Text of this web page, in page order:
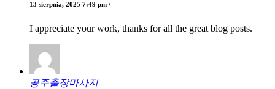
13 sierpnia, 2025 7:49 pm /
I appreciate your work, thanks for all the great blog posts.
공주출장마사지